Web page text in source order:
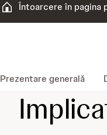
Întoarcere în pagina
Prezentare generală